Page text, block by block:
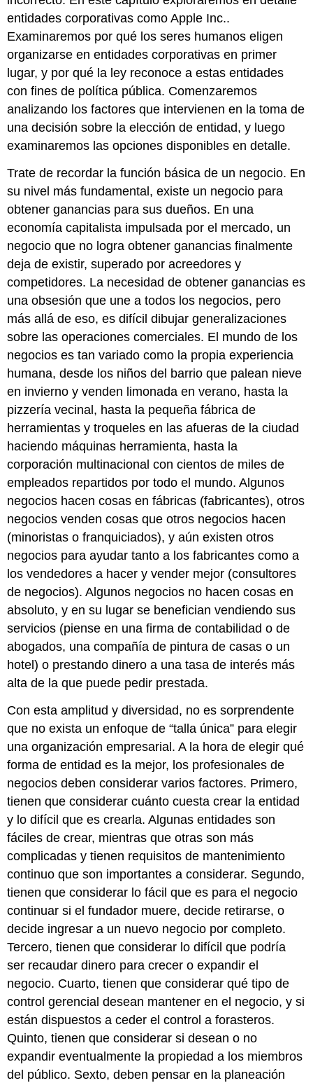
entidades corporativas como Apple Inc..
Examinaremos por qué los seres humanos eligen
organizarse en entidades corporativas en primer
lugar, y por qué la ley reconoce a estas entidades
con fines de política pública. Comenzaremos
analizando los factores que intervienen en la toma de
una decisión sobre la elección de entidad, y luego
examinaremos las opciones disponibles en detalle.
Trate de recordar la función básica de un negocio. En
su nivel más fundamental, existe un negocio para
obtener ganancias para sus dueños. En una
economía capitalista impulsada por el mercado, un
negocio que no logra obtener ganancias finalmente
deja de existir, superado por acreedores y
competidores. La necesidad de obtener ganancias es
una obsesión que une a todos los negocios, pero
más allá de eso, es difícil dibujar generalizaciones
sobre las operaciones comerciales. El mundo de los
negocios es tan variado como la propia experiencia
humana, desde los niños del barrio que palean nieve
en invierno y venden limonada en verano, hasta la
pizzería vecinal, hasta la pequeña fábrica de
herramientas y troqueles en las afueras de la ciudad
haciendo máquinas herramienta, hasta la
corporación multinacional con cientos de miles de
empleados repartidos por todo el mundo. Algunos
negocios hacen cosas en fábricas (fabricantes), otros
negocios venden cosas que otros negocios hacen
(minoristas o franquiciados), y aún existen otros
negocios para ayudar tanto a los fabricantes como a
los vendedores a hacer y vender mejor (consultores
de negocios). Algunos negocios no hacen cosas en
absoluto, y en su lugar se benefician vendiendo sus
servicios (piense en una firma de contabilidad o de
abogados, una compañía de pintura de casas o un
hotel) o prestando dinero a una tasa de interés más
alta de la que puede pedir prestada.
Con esta amplitud y diversidad, no es sorprendente
que no exista un enfoque de “talla única” para elegir
una organización empresarial. A la hora de elegir qué
forma de entidad es la mejor, los profesionales de
negocios deben considerar varios factores. Primero,
tienen que considerar cuánto cuesta crear la entidad
y lo difícil que es crearla. Algunas entidades son
fáciles de crear, mientras que otras son más
complicadas y tienen requisitos de mantenimiento
continuo que son importantes a considerar. Segundo,
tienen que considerar lo fácil que es para el negocio
continuar si el fundador muere, decide retirarse, o
decide ingresar a un nuevo negocio por completo.
Tercero, tienen que considerar lo difícil que podría
ser recaudar dinero para crecer o expandir el
negocio. Cuarto, tienen que considerar qué tipo de
control gerencial desean mantener en el negocio, y si
están dispuestos a ceder el control a forasteros.
Quinto, tienen que considerar si desean o no
expandir eventualmente la propiedad a los miembros
del público. Sexto, deben pensar en la planeación